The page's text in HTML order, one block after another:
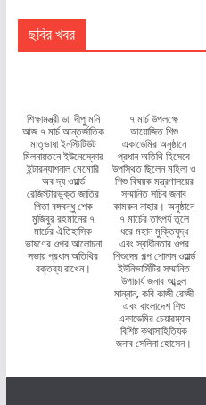
ছবির খবর
শিক্ষামন্ত্রী ডা. দীপু মনি
আজ ৭ মার্চ আন্তর্জাতিক
মাতৃভাষা ইনস্টিটিউট
মিলনায়তনে ইউনেস্কোর
ইন্টারন্যাশনাল মেমোরি
অব দ্য ওয়ার্ল্ড
রেজিস্টারভুক্ত জাতির
পিতা বঙ্গবন্ধু শেক
মুজিবুর রহমানের ৭
মার্চের ঐতিহাসিক
ভাষণের ওপর আলোচনা
সভায় প্রধান অতিথির
বক্তব্য রাখেন।
৭ মার্চ উপলক্ষে
আয়োজিত শিশু
একাডেমির অনুষ্ঠানে
প্রধান অতিথি হিসেবে
উপস্থিত ছিলেন মহিলা ও
শিশু বিষয়ক মন্ত্রণালয়ের
সম্মানিত সচিব জনাব
কামরুন নাহার। অনুষ্ঠানে
৭ মার্চের তাৎপর্য তুলে
ধরে মহান মুক্তিযুদ্ধ
এবং স্বাধীনতার ওপর
শিশুদের গল্প শোনান ওয়ার্ল্ড
ইউনিভার্সিটির সম্মানিত
উপাচার্য জনাব আব্দুল
মান্নান, কবি কাজী রোজী
এবং বাংলাদেশ শিশু
একাডেমির চেয়ারম্যান
বিশিষ্ট কথাসাহিত্যিক
জনাব সেলিনা হোসেন।